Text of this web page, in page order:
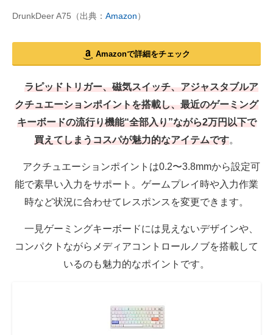
DrunkDeer A75（出典： Amazon）
Amazonで詳細をチェック
ラピッドトリガー、磁気スイッチ、アジャスタブルア
クチュエーションポイントを搭載し、最近のゲーミング
キーボードの流行り機能“全部入り”ながら2万円以下で
買えてしまうコスパが魅力的なアイテムです。
アクチュエーションポイントは0.2〜3.8mmから設定可
能で素早い入力をサポート。ゲームプレイ時や入力作業
時など状況に合わせてレスポンスを変更できます。
一見ゲーミングキーボードには見えないデザインや、
コンパクトながらメディアコントロールノブを搭載して
いるのも魅力的なポイントです。